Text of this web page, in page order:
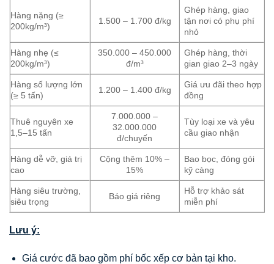
Hàng nặng (≥
200kg/m³)
1.500 – 1.700 đ/kg
Ghép hàng, giao
tận nơi có phụ phí
nhỏ
Hàng nhẹ (≤
200kg/m³)
350.000 – 450.000
đ/m³
Ghép hàng, thời
gian giao 2–3 ngày
Hàng số lượng lớn
(≥ 5 tấn)
1.200 – 1.400 đ/kg
Giá ưu đãi theo hợp
đồng
Thuê nguyên xe
1,5–15 tấn
7.000.000 –
32.000.000
đ/chuyến
Tùy loại xe và yêu
cầu giao nhận
Hàng dễ vỡ, giá trị
cao
Cộng thêm 10% –
15%
Bao bọc, đóng gói
kỹ càng
Hàng siêu trường,
siêu trọng
Báo giá riêng
Hỗ trợ khảo sát
miễn phí
Lưu ý:
Giá cước đã bao gồm phí bốc xếp cơ bản tại kho.